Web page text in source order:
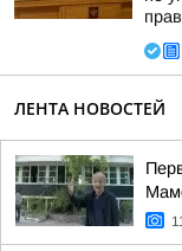
прав
ЛЕНТА НОВОСТЕЙ